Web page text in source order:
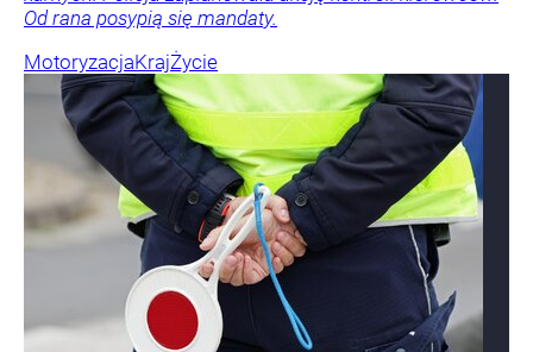
Od rana posypią się mandaty.
MotoryzacjaKrajŻycie